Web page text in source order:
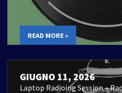
READ MORE »
GIUGNO 11, 2026
Laptop Radioing Session –